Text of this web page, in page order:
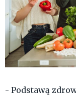
- Podstawą